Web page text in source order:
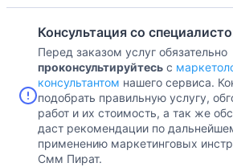
Консультация со
Перед заказом услуг обязательно
проконсультируйтесь с
консультантом нашего сервиса.
подобрать правильную услугу,
работ и их стоимость, а так же
даст рекомендации по
применению маркетинговых
Смм Пират.